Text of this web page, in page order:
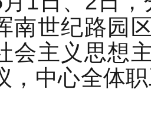
南世纪路园
会主义思想
，中心全体